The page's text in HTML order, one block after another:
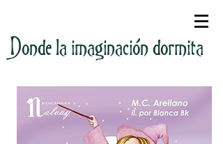
Donde la imaginación dormita